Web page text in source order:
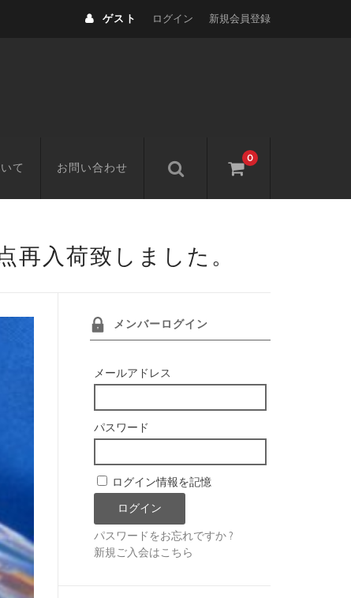
ゲスト ログイン 新規会員登録
0
て お問い合わせ
再入荷致しました。
メンバーログイン
メールアドレス
パスワード
ログイン情報を記憶
パスワードをお忘れですか ?
新規ご入会はこちら